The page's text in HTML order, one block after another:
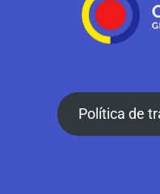
Política de